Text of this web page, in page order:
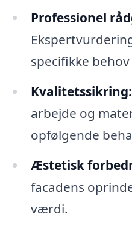
Professionel
specifikke
Kvalitetssikring:
arbejde og
opfølgende
Æstetisk
facadens
værdi.